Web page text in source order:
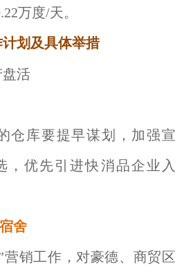
万度/天。
划及具体举措
盘活
仓库要提早谋划，加强宣
，优先引进快消品企业入
舍
营销工作，对豪德、商贸区